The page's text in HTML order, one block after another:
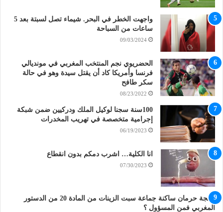
واجهت الخطر في البحر. شيماء تصل لسبتة بعد 5
ساعات من السباحة
09/03/2024
الحضريوي نجم المنتخب المغربي في مونديالي
فرنسا وأمريكا كاد أن يقتل سيدة وهو في حالة
سكر طافح
08/23/2022
100سنة سجنا لوكيل الملك ودركيين ضمن شبكة
إجرامية متخصصة في تهريب المخدرات
06/19/2023
انا الكلية… اشرب دمكم بدون انقطاع
07/30/2023
طنجة حرمان ساكنة جماعة سبت الزينات من المادة 20 من الدستور
المغربي فمن المسؤول ؟